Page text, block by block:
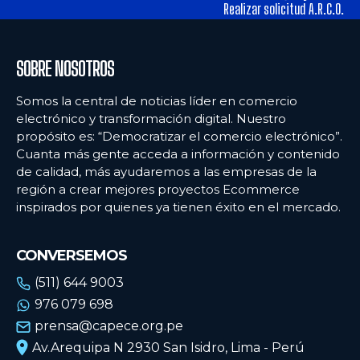
Ecommercenews
PERÚ
ARGENTINA
BOLIVIA
CHILE
ECUADOR
MÉXICO
URUGUAY
VENEZUELA
Ecommercenews
PERÚ
ARGENTINA
BOLIVIA
CHILE
ECUADOR
MÉXICO
URUGUAY
VENEZUELA
Realizar solicitud A.R.C.O.
SOBRE NOSOTROS
Somos la central de noticias líder en comercio
electrónico y transformación digital. Nuestro
propósito es: “Democratizar el comercio electrónico”.
Cuanta más gente acceda a información y contenido
de calidad, más ayudaremos a las empresas de la
región a crear mejores proyectos Ecommerce
inspirados por quienes ya tienen éxito en el mercado.
CONVERSEMOS
(511) 644 9003
976 079 698
prensa@capece.org.pe
Av.Arequipa N 2930 San Isidro, Lima - Perú